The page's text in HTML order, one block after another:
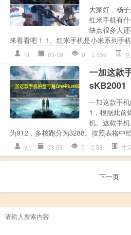
大家好，杨
红米手机有
缺点很多人
来看看吧！ 1、红米手机是小米系列手
hl 03-09 0 659
一加这款
sKB2001
一加这款手
1，根据此前
机。这款手
为912，多核跑分为3288。按照表格中
yj 03-09 0 58 生
下一页